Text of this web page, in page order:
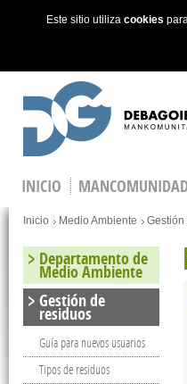
Este sitio utiliza cookies
INICIO
You are here
Inicio Medio Ambiente
Departamento de
Medio Ambiente
Gestión de
residuos
Guía para nuevos usuarios
Tipos de residuos